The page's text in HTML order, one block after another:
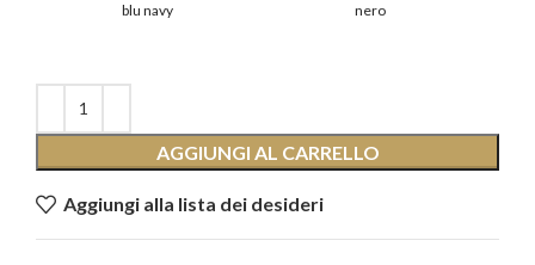
blu navy nero
AGGIUNGI AL CARRELLO
Aggiungi alla lista dei desideri